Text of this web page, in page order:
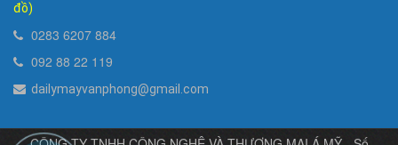
đồ)
0283 6207 884
092 88 22 119
dailymayvanphong@gmail.com